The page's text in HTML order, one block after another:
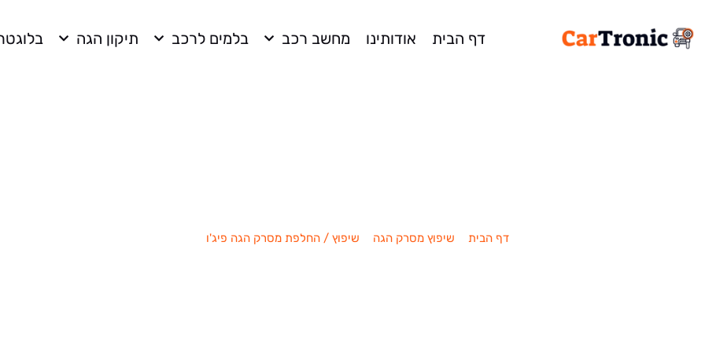
דף הבית אודותינו מחשב רכב בלמים לרכב תיקון הגה
דף הבית שיפוץ מסרק הגה שיפוץ / החלפת מסרק הגה פיג'ו